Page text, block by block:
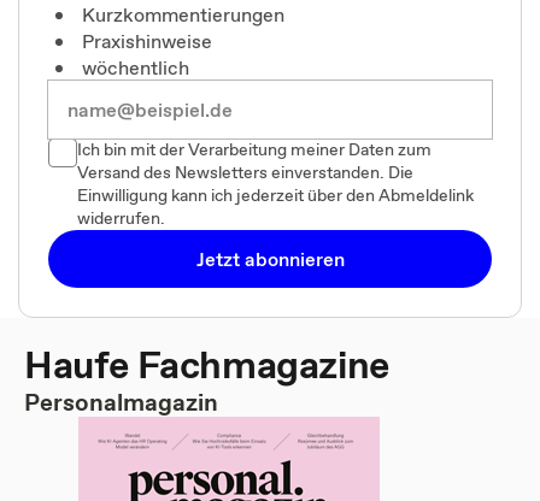
Kurzkommentierungen
Praxishinweise
wöchentlich
Ich bin mit der Verarbeitung meiner Daten zum
Versand des Newsletters einverstanden. Die
Einwilligung kann ich jederzeit über den Abmeldelink
widerrufen.
Jetzt abonnieren
Haufe Fachmagazine
Personalmagazin